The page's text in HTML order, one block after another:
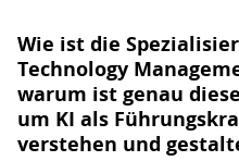
Wie ist die
Technology
warum ist genau
um KI als
verstehen und